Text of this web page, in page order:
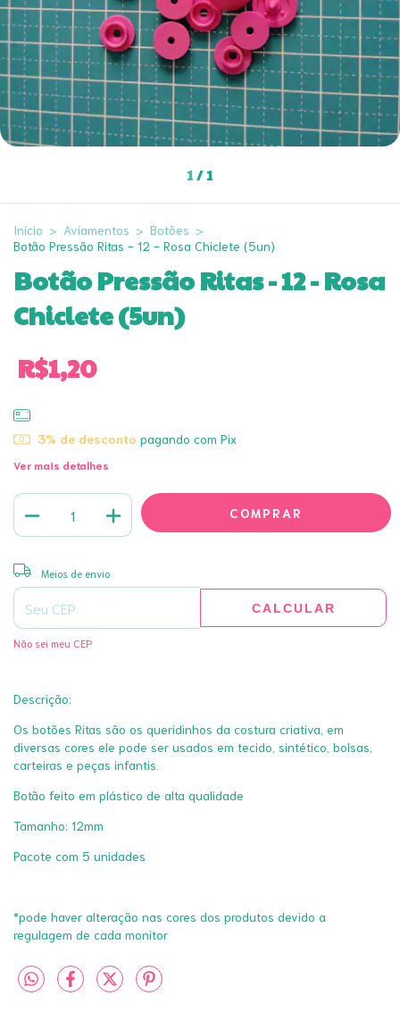
1/1
Início > Aviamentos > Botões >
Botão Pressão Ritas - 12 - Rosa Chiclete (5un)
Botão Pressão Ritas - 12 - Rosa
Chiclete (5un)
R$1,20
3% de desconto pagando com Pix
Ver mais detalhes
Entregas para o CEP:
Meios de envio
CALCULAR
Não sei meu CEP
Descrição:
Os botões Ritas são os queridinhos da costura criativa, em
diversas cores ele pode ser usados em tecido, sintético, bolsas,
carteiras e peças infantis.
Botão feito em plástico de alta qualidade
Tamanho: 12mm
Pacote com 5 unidades
*pode haver alteração nas cores dos produtos devido a
regulagem de cada monitor